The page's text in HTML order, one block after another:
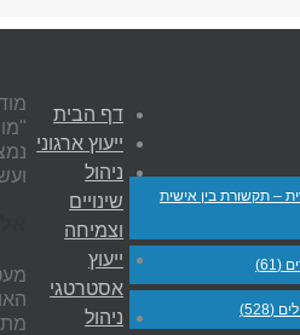
– תקשורת בין אישית
(61)
(528)
דף הבית
ייעוץ ארגוני
ניהול
שינויים
וצמיחה
ייעוץ
אסטרטגי
ניהול